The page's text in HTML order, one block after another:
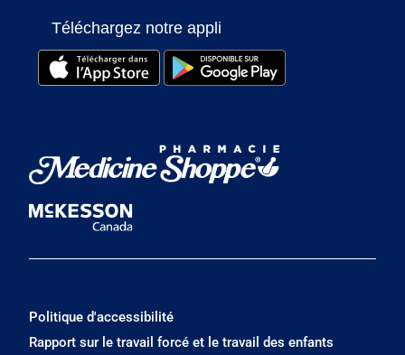
Téléchargez notre appli
Politique d'accessibilité
Rapport sur le travail forcé et le travail des enfants